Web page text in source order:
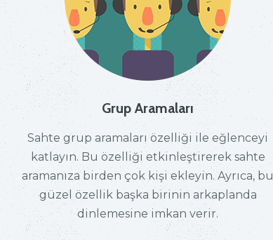
Grup Aramaları
Sahte grup aramaları özelliği ile eğlenceyi
katlayın. Bu özelliği etkinleştirerek sahte
aramanıza birden çok kişi ekleyin. Ayrıca, bu
güzel özellik başka birinin arkaplanda
dinlemesine imkan verir.